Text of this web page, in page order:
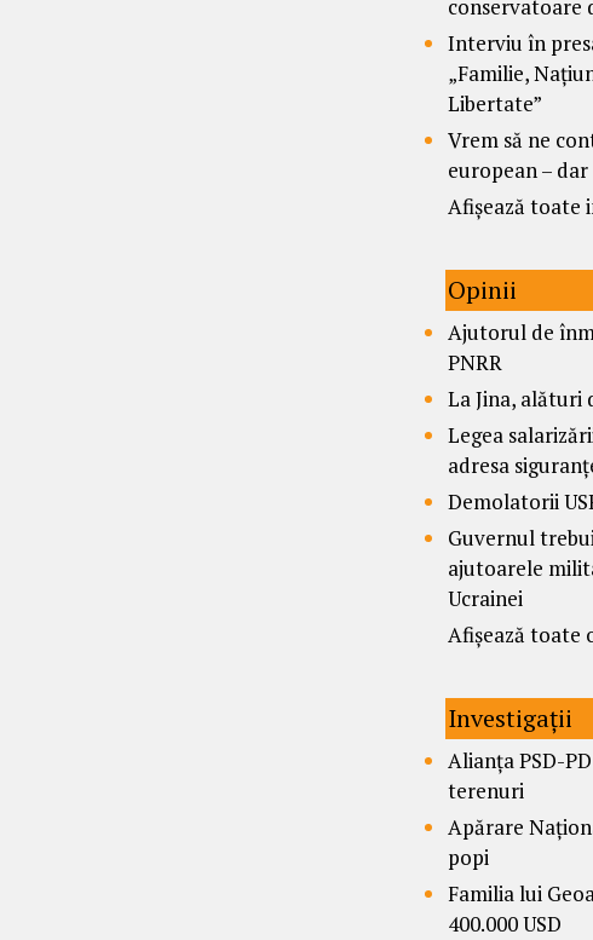
conservatoare
Interviu în
„Familie,
Libertate”
Vrem să ne
european –
Afișează toate
Opinii
Ajutorul de
PNRR
La Jina, alături
Legea
adresa
Demolatorii
Guvernul
ajutoarele
Ucrainei
Afișează toate
Investigații
Alianța PSD-
terenuri
Apărare
popi
Familia lui
400.000 USD